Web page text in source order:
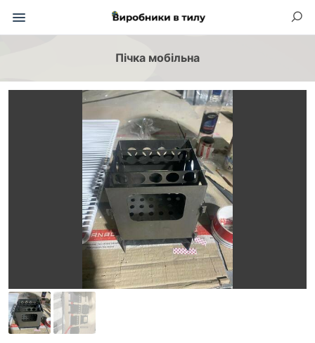
Пічка мобільна